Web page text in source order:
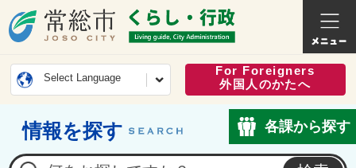
常総市公式ホームページ
くらし
Select Language
For Foreigners
外国人のかたへ
情報を探す 各課から探す